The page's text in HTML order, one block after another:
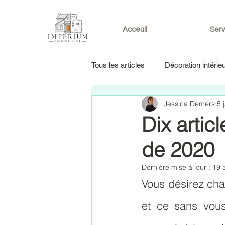
Acceuil
Tous les articles Décoration
Dix
de 2020
Jessica Demers 5
Dernière mise à jour : 19
Vous désirez
et ce sans